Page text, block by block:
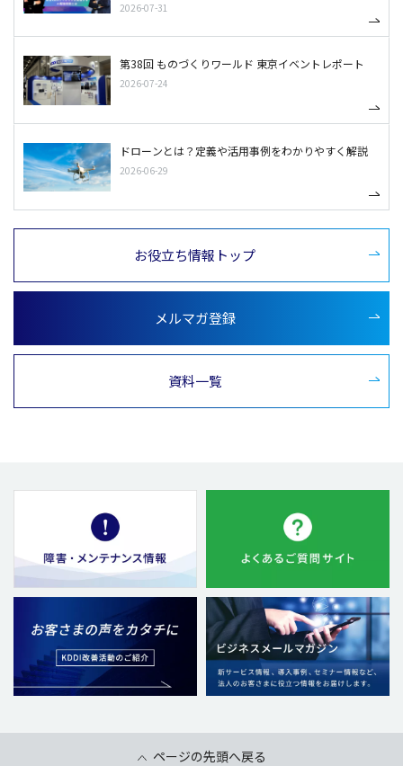
2026-07-31
第38回 ものづくりワールド 東京イベントレポート
2026-07-24
ドローンとは？定義や活用事例をわかりやすく解説
2026-06-29
お役立ち情報トップ
メルマガ登録
資料一覧
ページの先頭へ戻る